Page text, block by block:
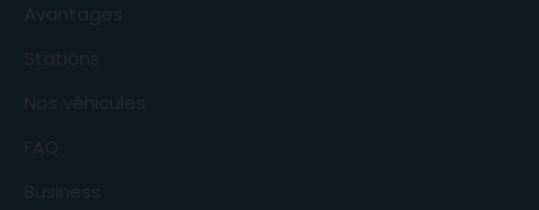
Avantages
Stations
Nos véhicules
FAQ
Business